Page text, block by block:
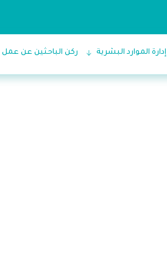
إدارة الموارد البشرية ركن الباحثين عن عمل